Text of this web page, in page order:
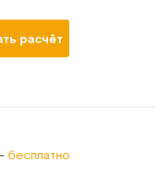
расчёт
бесплатно